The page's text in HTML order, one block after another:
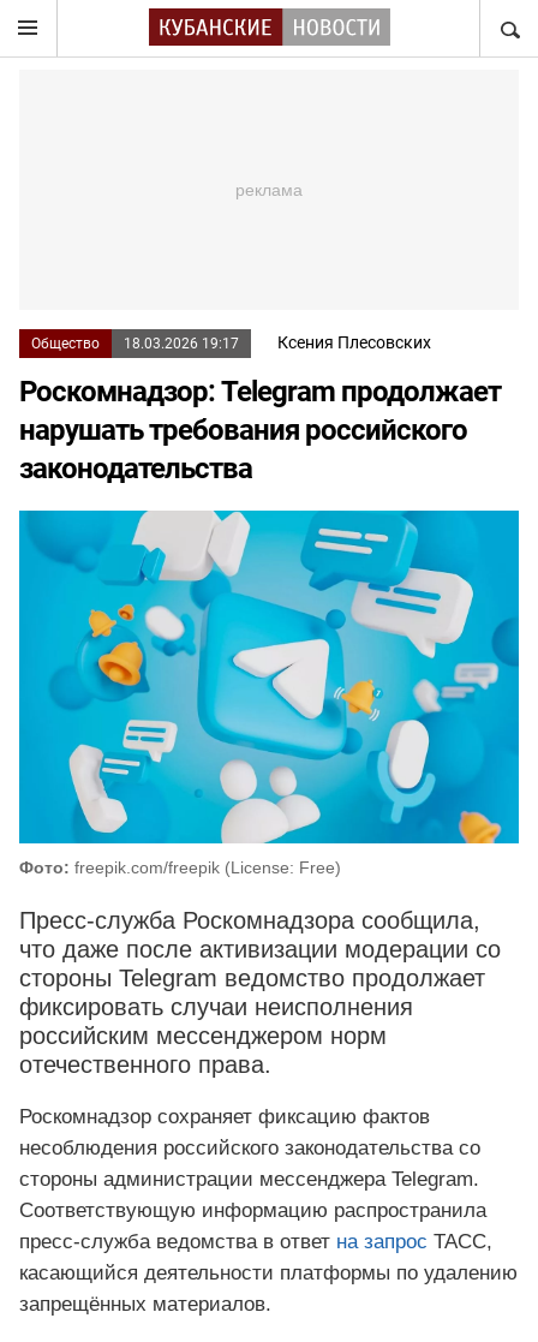
Общество 18.03.2026 19:17 Ксения Плесовских
Роскомнадзор: Telegram продолжает
нарушать требования российского
законодательства
Фото: freepik.com/freepik (License: Free)
Пресс-служба Роскомнадзора сообщила,
что даже после активизации модерации со
стороны Telegram ведомство продолжает
фиксировать случаи неисполнения
российским мессенджером норм
отечественного права.
Роскомнадзор сохраняет фиксацию фактов
несоблюдения российского законодательства со
стороны администрации мессенджера Telegram.
Соответствующую информацию распространила
пресс-служба ведомства в ответ на запрос ТАСС,
касающийся деятельности платформы по удалению
запрещённых материалов.